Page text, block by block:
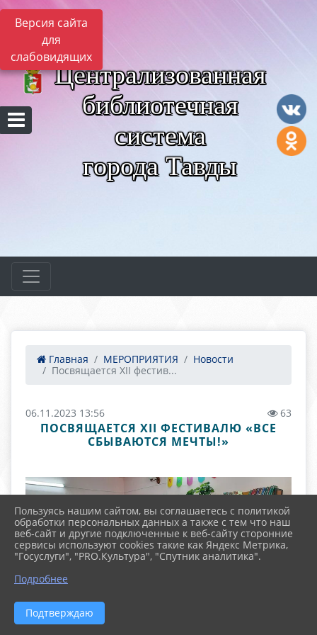
Версия сайта
для
слабовидящих
Централизованная
библиотечная
система
города Тавды
Главная МЕРОПРИЯТИЯ
Новости
Посвящается XII фестив...
06.11.2023 13:56 63
ПОСВЯЩАЕТСЯ XII ФЕСТИВАЛЮ «ВСЕ
СБЫВАЮТСЯ МЕЧТЫ!»
Пользуясь нашим сайтом, вы соглашаетесь с политикой
обработки персональных данных а также с тем что наш
веб-сайт и другие подключенные к веб-сайту сторонние
сервисы используют cookies такие как Яндекс Метрика,
"Госуслуги", "PRO.Культура", "Спутник аналитика".
Подробнее
Подтверждаю